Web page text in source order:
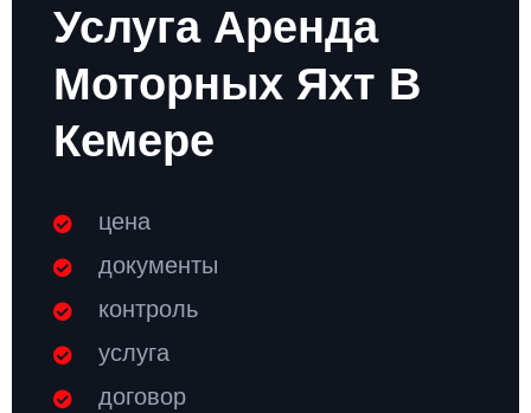
Услуга Аренда
Моторных Яхт В
Кемере
цена
документы
контроль
услуга
договор